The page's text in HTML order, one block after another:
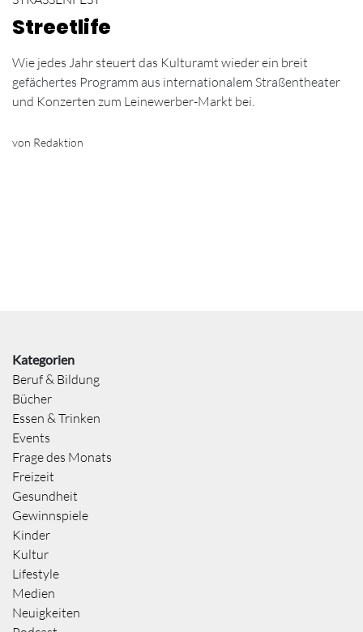
Streetlife
Wie jedes Jahr steuert das Kulturamt wieder ein breit
gefächertes Programm aus internationalem Straßentheater
und Konzerten zum Leinewerber-Markt bei.
von Redaktion
Kategorien
Beruf & Bildung
Bücher
Essen & Trinken
Events
Frage des Monats
Freizeit
Gesundheit
Gewinnspiele
Kinder
Kultur
Lifestyle
Medien
Neuigkeiten